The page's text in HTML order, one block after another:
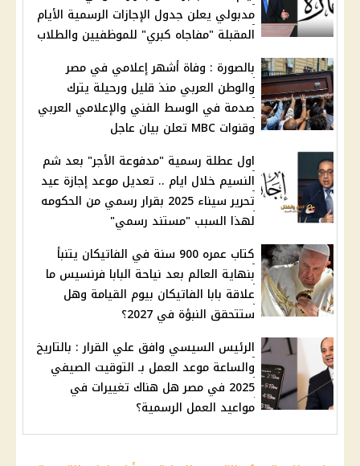
مدبولي يعلن جدول الإجازات الرسمية الأيام
المقبلة "مفاجاه كبري" للموظفيين والطلاب
بالصورة : وفاة أشهر إعلامي في مصر
والوطن العربي منذ قليل ورحيلة يترك
صدمة في الوسط الفني والإعلامي العربي
وقنوات MBC تعلن بيان عاجل
اول عطلة رسمية "مدفوعة الأجر" بعد شم
النسيم خلال ايام .. تعديل موعد إجازة عيد
تحرير سيناء 2025 بقرار رسمي من الحكومه
لهذا السبب "مستند رسمي"
كتاب عمره 900 سنة في الفاتيكان يتنبأ
بنهاية العالم بعد نياحة البابا فرنسيس ما
علاقة بابا الفاتيكان بيوم القيامة وهل
ستتحقق النبؤة في 2027؟
الرئيس السيسي وافق علي القرار : بالتاريخ
والساعة موعد العمل بـ التوقيت الصيفي
2025 في مصر هل هناك تغييرات في
مواعيد العمل الرسمية؟